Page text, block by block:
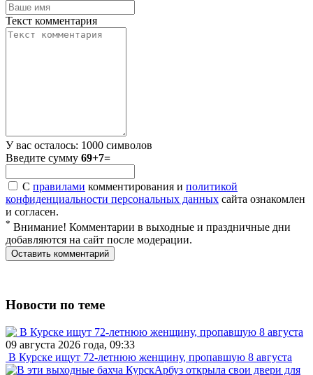
Текст комментария
У вас осталось: 1000 символов
Введите сумму 69+7=
С правилами комментирования и политикой
конфиденциальности персональных данных сайта ознакомлен
и согласен.
* Внимание! Комментарии в выходные и праздничные дни
добавляются на сайт после модерации.
Новости по теме
09 августа 2026 года, 09:33
В Курске ищут 72-летнюю женщину, пропавшую 8 августа